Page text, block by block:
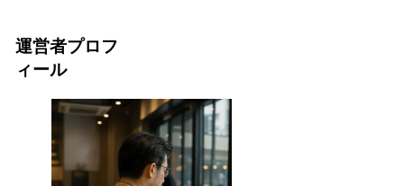
運営者プロフ
ィール